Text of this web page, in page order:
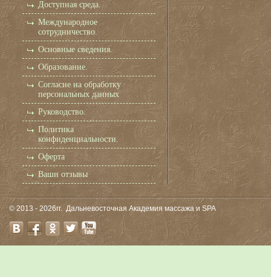
Доступная среда.
Международное
сотрудничество.
Основные сведения.
Образование.
Согласие на обработку
персональных данных
Руководство.
Политика
конфиденциальности.
Оферта
Ваши отзывы
© 2013 - 2026гг.Дальневосточная Академия массажа и SPA